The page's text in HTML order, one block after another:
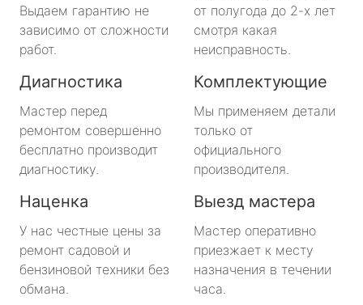
Выдаем гарантию не
зависимо от сложности
работ.
от полугода до 2-х лет
смотря какая
неисправность.
Диагностика
Мастер перед
ремонтом совершенно
бесплатно производит
диагностику.
Комплектующие
Мы применяем детали
только от
официального
производителя.
Наценка
У нас честные цены за
ремонт садовой и
бензиновой техники без
обмана.
Выезд мастера
Мастер оперативно
приезжает к месту
назначения в течении
часа.